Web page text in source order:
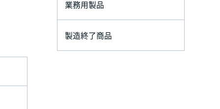
業務用製品
製造終了商品